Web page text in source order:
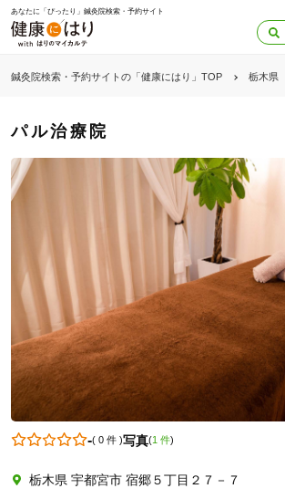
あなたに「ぴったり」鍼灸院検索・予約サイト
鍼灸院検索・予約サイトの「健康にはり」TOP 栃木県
パル治療院
-( 0 件)写真(1 件)
栃木県 宇都宮市 宿郷５丁目２７－７
「健康にはりを見た」
0286390526